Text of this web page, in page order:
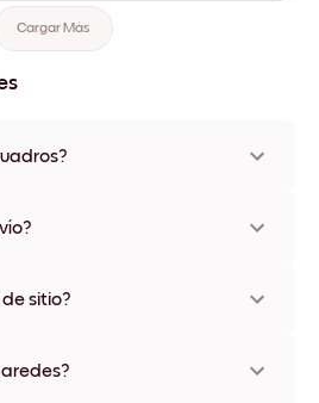
Cargar Más
de marco, incluidas opciones sin
Te enviaremos un número de
sitio?